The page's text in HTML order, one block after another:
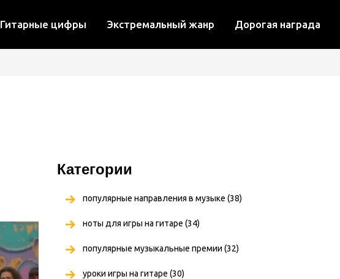
Гитарные цифры Экстремальный жанр Дорогая награда
Категории
популярные направления в музыке (38)
ноты для игры на гитаре (34)
популярные музыкальные премии (32)
уроки игры на гитаре (30)